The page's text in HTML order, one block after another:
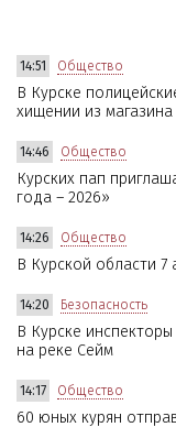
14:51 Общество
В Курске
хищении из магазина
14:46 Общество
Курских пап
года – 2026»
14:26 Общество
В Курской области 7
14:20 Безопасность
В Курске
на реке Сейм
14:17 Общество
60 юных курян